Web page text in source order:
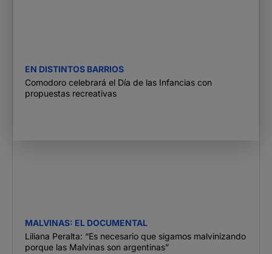
EN DISTINTOS BARRIOS
Comodoro celebrará el Día de las Infancias con
propuestas recreativas
MALVINAS: EL DOCUMENTAL
Liliana Peralta: “Es necesario que sigamos malvinizando
porque las Malvinas son argentinas”